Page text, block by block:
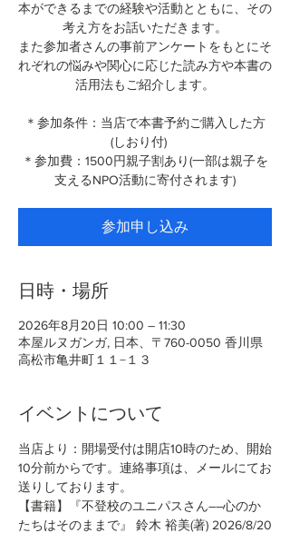
本ができるまでの経験や活動とともに、その
考え方をお話いただきます。
また参加者さんの事前アンケートをもとにそ
れぞれの悩みや関心に応じた読み方や本書の
活用法もご紹介します。
＊参加条件：当店で本書予約ご購入した方
(しおり付)
＊参加費：1500円親子割あり(一部は親子を
支えるNPO活動に寄付されます)
参加申し込み
日時・場所
2026年8月20日 10:00 – 11:30
本屋ルヌガンガ, 日本、〒760-0050 香川県
高松市亀井町１１−１３
イベントについて
当店より：開場受付は開店10時のため、開始
10分前からです。連絡事項は、メールにてお
送りしております。
【書籍】『不登校のユニパスさん――心のか
たちはそのままで』 鈴木 裕美(著) 2026/8/20